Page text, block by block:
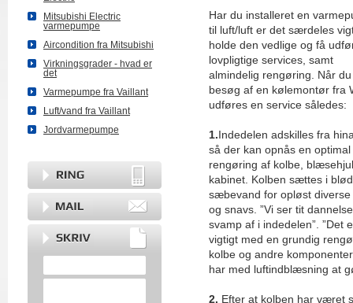
Mitsubishi Electric
varmepumpe
Aircondition fra Mitsubishi
Virkningsgrader - hvad er
det
Varmepumpe fra Vaillant
Luft/vand fra Vaillant
Jordvarmepumpe
Har du installeret en
til luft/luft er det særdeles
holde den vedlige og få
lovpligtige services, samt
almindelig rengøring. Når
besøg af en kølemontør fra
udføres en service således:
1.Indedelen adskilles fra
så der kan opnås en optimal
rengøring af kolbe,
kabinet. Kolben sættes i
sæbevand for opløst diverse
og snavs. ”Vi ser tit
svamp af i indedelen”. ”Det
vigtigt med en grundig
kolbe og andre
har med luftindblæsning at
2. Efter at kolben har været